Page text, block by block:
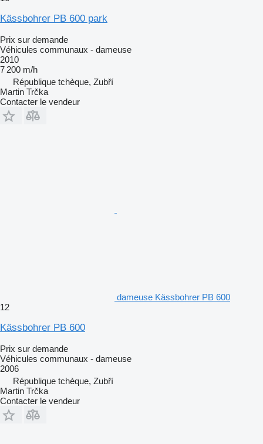
Kässbohrer PB 600 park
Prix sur demande
Véhicules communaux - dameuse
2010
7 200 m/h
République tchèque, Zubří
Martin Trčka
Contacter le vendeur
dameuse Kässbohrer PB 600
12
Kässbohrer PB 600
Prix sur demande
Véhicules communaux - dameuse
2006
République tchèque, Zubří
Martin Trčka
Contacter le vendeur